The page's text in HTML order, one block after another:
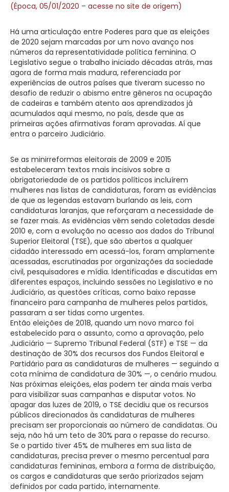
(Época, 05/01/2020 – acesse no site de origem)
Há uma articulação entre Poderes para que as eleições
de 2020 sejam marcadas por um novo avanço nos
números da representatividade política feminina. O
Legislativo segue o trabalho iniciado décadas atrás, mas
agora de forma mais madura, referenciada por
experiências de outros países que tiveram sucesso no
desafio de reduzir o abismo entre gêneros na ocupação
de cadeiras e também atento aos aprendizados já
acumulados aqui mesmo, no país, desde que as
primeiras ações afirmativas foram aprovadas. Aí que
entra o parceiro Judiciário.
Se as minirreformas eleitorais de 2009 e 2015
estabeleceram textos mais incisivos sobre a
obrigatoriedade de os partidos políticos incluírem
mulheres nas listas de candidaturas, foram as evidências
de que as legendas estavam burlando as leis, com
candidaturas laranjas, que reforçaram a necessidade de
se fazer mais. As evidências vêm sendo coletadas desde
2010 e, com a evolução no acesso aos dados do Tribunal
Superior Eleitoral (TSE), que são abertos a qualquer
cidadão interessado em acessá-los, foram amplamente
acessadas, escrutinadas por organizações da sociedade
civil, pesquisadores e mídia. Identificadas e discutidas em
diferentes espaços, incluindo sessões no Legislativo e no
Judiciário, as questões críticas, como baixo repasse
financeiro para campanha de mulheres pelos partidos,
passaram a ser tidas como urgentes.
Então eleições de 2018, quando um novo marco foi
estabelecido para o assunto, como a aprovação, pelo
Judiciário — Supremo Tribunal Federal (STF) e TSE — da
destinação de 30% dos recursos dos Fundos Eleitoral e
Partidário para as candidaturas de mulheres — seguindo a
cota mínima de candidatura de 30% —, o cenário mudou.
Nas próximas eleições, elas podem ter ainda mais verba
para visibilizar suas campanhas e disputar votos. No
apagar das luzes de 2019, o TSE decidiu que os recursos
públicos direcionados às candidaturas de mulheres
precisam ser proporcionais ao número de candidatas. Ou
seja, não há um teto de 30% para o repasse do recurso.
Se o partido tiver 45% de mulheres em sua lista de
candidaturas, precisa prever o mesmo percentual para
candidaturas femininas, embora a forma de distribuição,
os cargos e candidaturas que serão priorizados sejam
definidos por cada partido, internamente.